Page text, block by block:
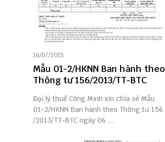
16/07/2015
Mẫu 01-2/HKNN Ban hành theo
Thông tư 156/2013/TT-BTC
Đại lý thuế Công Minh xin chia sẻ Mẫu
01-2/HKNN Ban hành theo Thông tư 156
/2013/TT-BTC ngày 06 ...